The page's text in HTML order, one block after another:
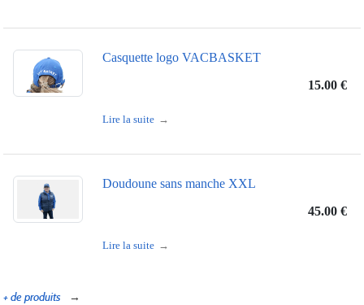
Casquette logo VACBASKET
15.00 €
Lire la suite
Doudoune sans manche XXL
45.00 €
Lire la suite
+ de produits